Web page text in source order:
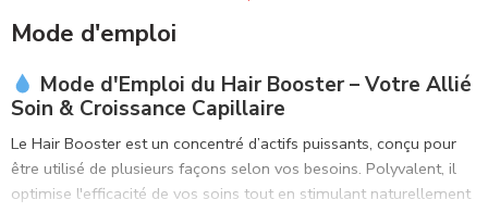
cheveux sur le long terme
Mode d'emploi
Mode d'Emploi du Hair Booster – Votre Allié
Soin & Croissance Capillaire
Le Hair Booster est un concentré d’actifs puissants, conçu pour
être utilisé de plusieurs façons selon vos besoins. Polyvalent, il
optimise l'efficacité de vos soins tout en stimulant naturellement